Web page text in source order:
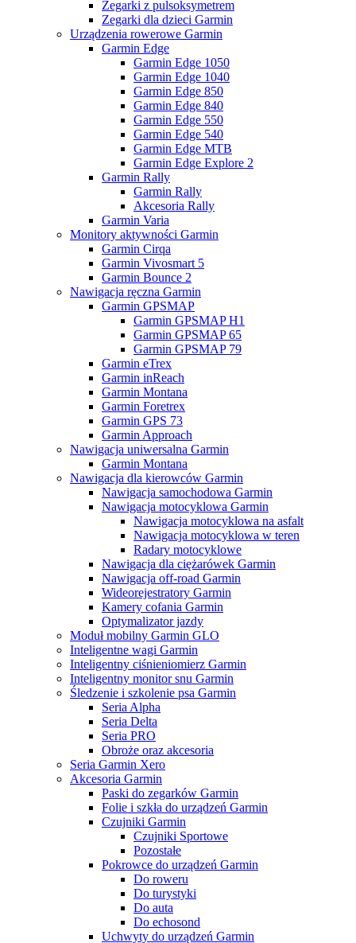
Zegarki z pulsoksymetrem
Zegarki dla dzieci Garmin
Urządzenia rowerowe Garmin
Garmin Edge
Garmin Edge 1050
Garmin Edge 1040
Garmin Edge 850
Garmin Edge 840
Garmin Edge 550
Garmin Edge 540
Garmin Edge MTB
Garmin Edge Explore 2
Garmin Rally
Garmin Rally
Akcesoria Rally
Garmin Varia
Monitory aktywności Garmin
Garmin Cirqa
Garmin Vivosmart 5
Garmin Bounce 2
Nawigacja ręczna Garmin
Garmin GPSMAP
Garmin GPSMAP H1
Garmin GPSMAP 65
Garmin GPSMAP 79
Garmin eTrex
Garmin inReach
Garmin Montana
Garmin Foretrex
Garmin GPS 73
Garmin Approach
Nawigacja uniwersalna Garmin
Garmin Montana
Nawigacja dla kierowców Garmin
Nawigacja samochodowa Garmin
Nawigacja motocyklowa Garmin
Nawigacja motocyklowa na asfalt
Nawigacja motocyklowa w teren
Radary motocyklowe
Nawigacja dla ciężarówek Garmin
Nawigacja off-road Garmin
Wideorejestratory Garmin
Kamery cofania Garmin
Optymalizator jazdy
Moduł mobilny Garmin GLO
Inteligentne wagi Garmin
Inteligentny ciśnieniomierz Garmin
Inteligentny monitor snu Garmin
Śledzenie i szkolenie psa Garmin
Seria Alpha
Seria Delta
Seria PRO
Obroże oraz akcesoria
Seria Garmin Xero
Akcesoria Garmin
Paski do zegarków Garmin
Folie i szkła do urządzeń Garmin
Czujniki Garmin
Czujniki Sportowe
Pozostałe
Pokrowce do urządzeń Garmin
Do roweru
Do turystyki
Do auta
Do echosond
Uchwyty do urządzeń Garmin